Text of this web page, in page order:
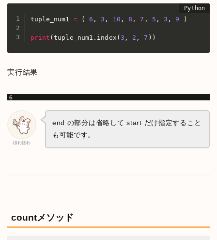
tuple_num1 = ( 6 , 3 , 10 , 8 , 7 , 5 , 3 , 9 )
print (tuple_num1 . index (3 , 2 , 7 ) )
実行結果
ほわほわ
end の部分は省略して start だけ指定すること
も可能です。
countメソッド